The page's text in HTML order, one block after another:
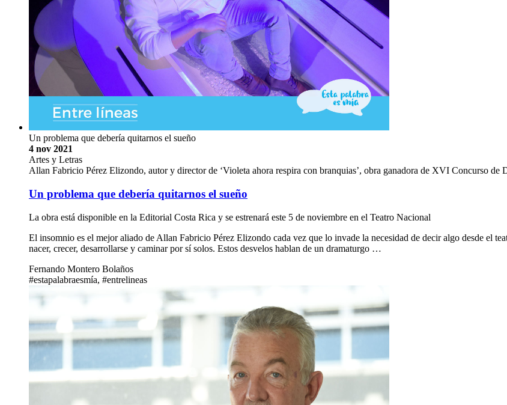
Un problema que debería quitarnos el sueño
4 nov 2021
Artes y Letras
Allan Fabricio Pérez Elizondo, autor y director de ‘Violeta ahora respira con branquias’, obra ganadora de XVI Concurso
Un problema que debería quitarnos el sueño
La obra está disponible en la Editorial Costa Rica y se estrenará este 5 de noviembre en el Teatro Nacional
El insomnio es el mejor aliado de Allan Fabricio Pérez Elizondo cada vez que lo invade la necesidad de decir algo desde el
nacer, crecer, desarrollarse y caminar por sí solos. Estos desvelos hablan de un dramaturgo …
Fernando Montero Bolaños
#estapalabraesmía, #entrelineas